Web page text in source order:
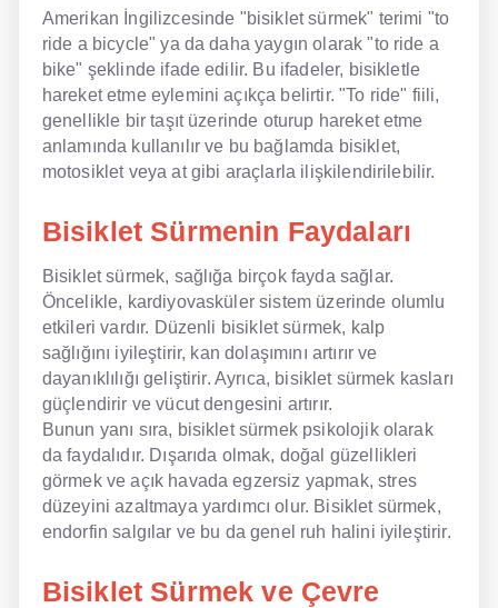
Offline İngilizce
Online İngilizce
Sözlük
Tavsiyeler
Bize Ulaşın
Amerikan İngilizcesinde "bisiklet sürmek" terimi "to
ride a bicycle" ya da daha yaygın olarak "to ride a
bike" şeklinde ifade edilir. Bu ifadeler, bisikletle
hareket etme eylemini açıkça belirtir. "To ride" fiili,
genellikle bir taşıt üzerinde oturup hareket etme
anlamında kullanılır ve bu bağlamda bisiklet,
motosiklet veya at gibi araçlarla ilişkilendirilebilir.
Bisiklet Sürmenin Faydaları
Bisiklet sürmek, sağlığa birçok fayda sağlar.
Öncelikle, kardiyovasküler sistem üzerinde olumlu
etkileri vardır. Düzenli bisiklet sürmek, kalp
sağlığını iyileştirir, kan dolaşımını artırır ve
dayanıklılığı geliştirir. Ayrıca, bisiklet sürmek kasları
güçlendirir ve vücut dengesini artırır.
Bunun yanı sıra, bisiklet sürmek psikolojik olarak
da faydalıdır. Dışarıda olmak, doğal güzellikleri
görmek ve açık havada egzersiz yapmak, stres
düzeyini azaltmaya yardımcı olur. Bisiklet sürmek,
endorfin salgılar ve bu da genel ruh halini iyileştirir.
Bisiklet Sürmek ve Çevre